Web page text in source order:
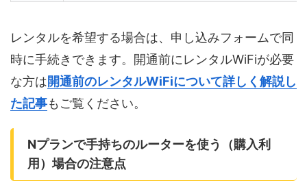
レンタルを希望する場合は、申し込みフォームで同
時に手続きできます。開通前にレンタルWiFiが必要
な方は開通前のレンタルWiFiについて詳しく解説し
た記事もご覧ください。
Nプランで手持ちのルーターを使う（購入利
用）場合の注意点